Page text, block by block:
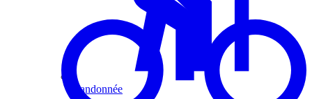
Randonnée